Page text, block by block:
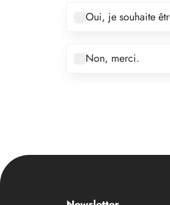
5
7
12
Oui, je souhaite
Non, merci.